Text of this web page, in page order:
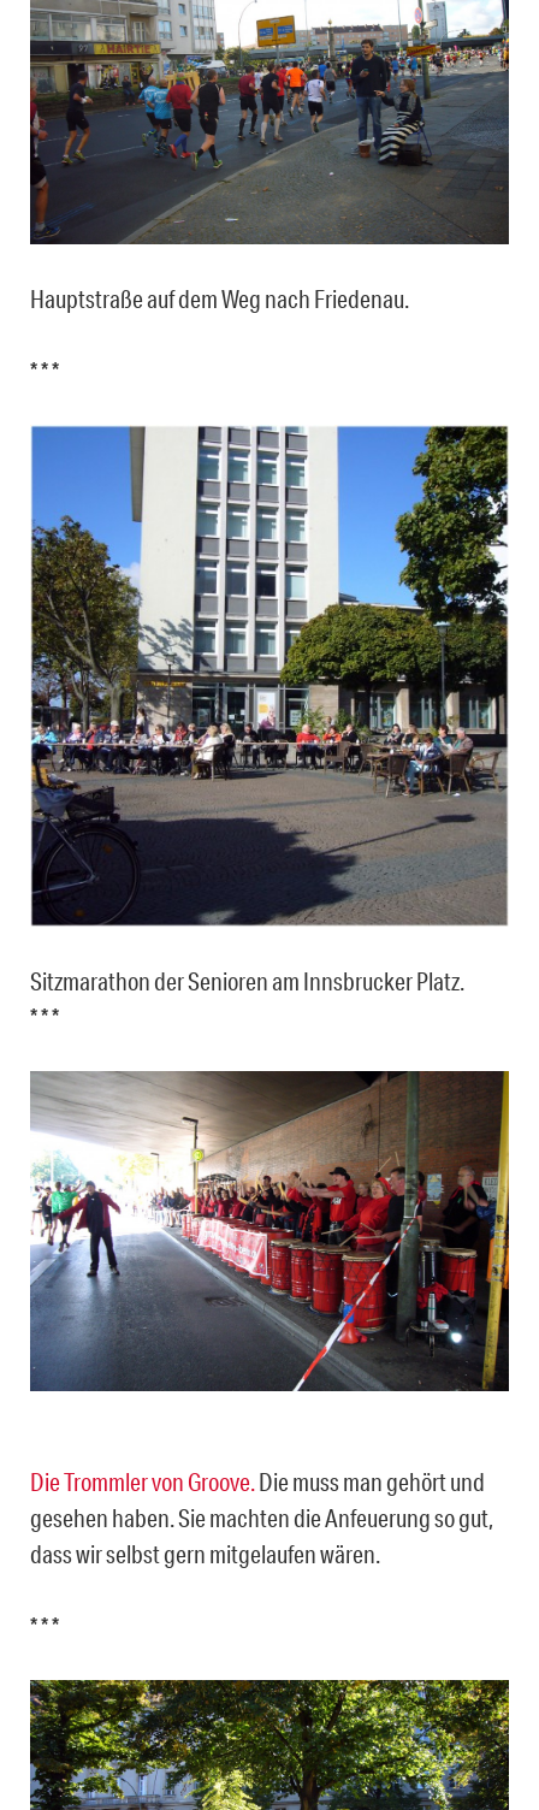
Hauptstraße auf dem Weg nach Friedenau.
* * *
Sitzmarathon der Senioren am Innsbrucker Platz.
* * *
Die Trommler von Groove. Die muss man gehört und
gesehen haben. Sie machten die Anfeuerung so gut,
dass wir selbst gern mitgelaufen wären.
* * *